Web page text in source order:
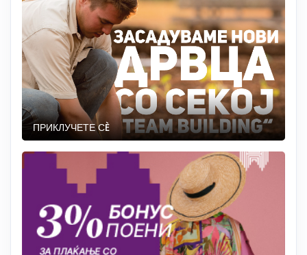
ПРИКЛУЧЕТЕ СÈ